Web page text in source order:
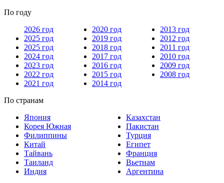
По году
2026 год
2025 год
2025 год
2024 год
2023 год
2022 год
2021 год
2020 год
2019 год
2018 год
2017 год
2016 год
2015 год
2014 год
2013 год
2012 год
2011 год
2010 год
2009 год
2008 год
По странам
Япония
Корея Южная
Филиппины
Китай
Тайвань
Таиланд
Индия
Казахстан
Пакистан
Турция
Египет
Франция
Вьетнам
Аргентина